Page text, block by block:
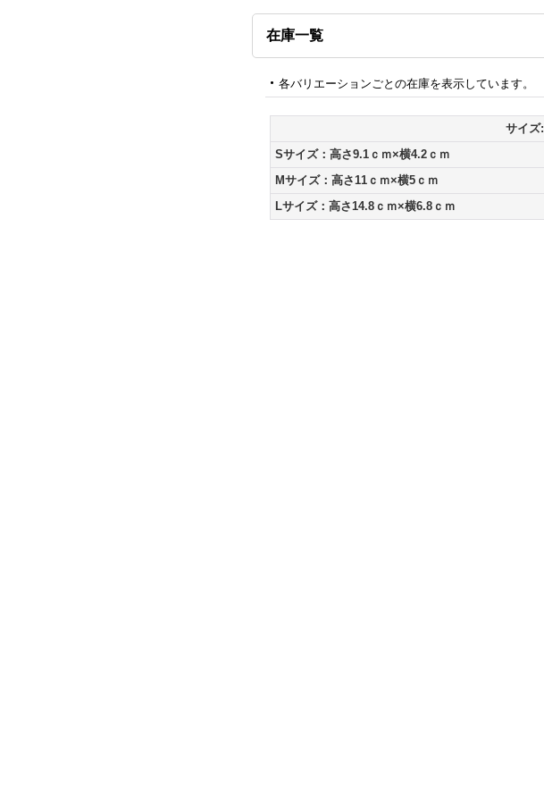
在庫一覧
各バリエーションごとの在庫を表示しています。
サイズ:
Sサイズ：高さ9.1ｃｍ×横4.2ｃｍ
Mサイズ：高さ11ｃｍ×横5ｃｍ
Lサイズ：高さ14.8ｃｍ×横6.8ｃｍ